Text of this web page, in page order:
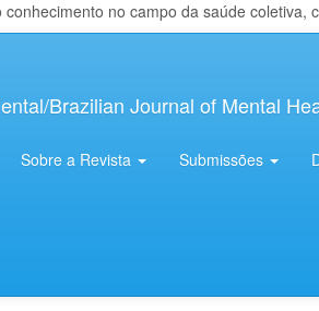
no campo da saúde
Brazilian Journal of Mental
Sobre a Revista Submissões